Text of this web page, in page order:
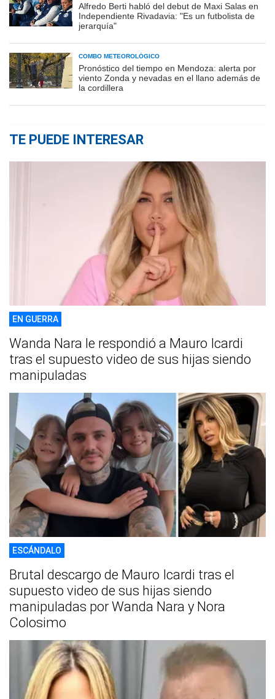
Alfredo Berti habló del debut de Maxi Salas en
Independiente Rivadavia: "Es un futbolista de
jerarquía"
COMBO METEOROLÓGICO
Pronóstico del tiempo en Mendoza: alerta por
viento Zonda y nevadas en el llano además de
la cordillera
TE PUEDE INTERESAR
EN GUERRA
Wanda Nara le respondió a Mauro Icardi
tras el supuesto video de sus hijas siendo
manipuladas
ESCÁNDALO
Brutal descargo de Mauro Icardi tras el
supuesto video de sus hijas siendo
manipuladas por Wanda Nara y Nora
Colosimo